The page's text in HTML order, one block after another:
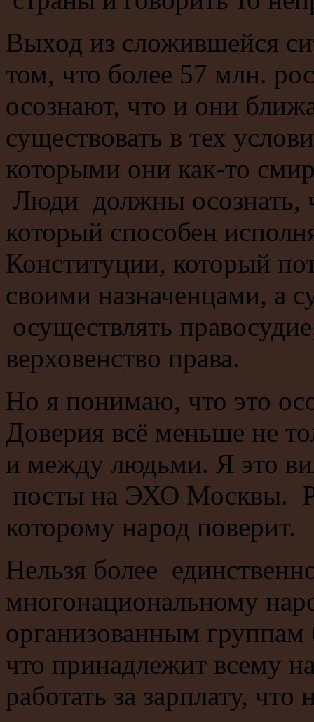
Выход из сложившейся
том, что более 57 млн.
осознают, что и они
существовать в тех
которыми они как-то
Люди должны осознать,
который способен
Конституции, который
своими назначенцами, а
осуществлять
верховенство права.
Но я понимаю, что это
Доверия всё меньше не
и между людьми. Я это
посты на ЭХО Москвы.
которому народ поверит.
Нельзя более
многонациональному
организованным группам
что принадлежит всему
работать за зарплату,